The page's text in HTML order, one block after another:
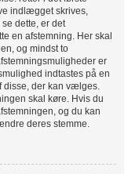
indlægget skrives,
dette, er det
en afstemning. Her skal
og mindst to
er
indtastes på en
disse, der kan vælges.
skal køre. Hvis du
og du kan
deres stemme.